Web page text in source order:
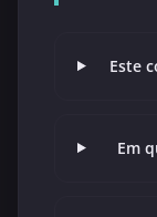
Este
Em